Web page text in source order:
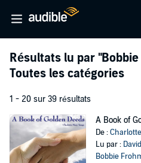
Résultats lu par
Toutes les catégories
1 - 20 sur 39 résultats
A Book of
De :
Lu par :
Bobbie